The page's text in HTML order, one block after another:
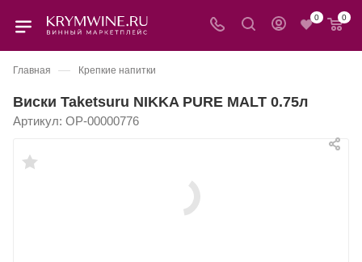
0 0
Главная — Крепкие напитки
Виски Taketsuru NIKKA PURE MALT 0.75л
Артикул: OP-00000776